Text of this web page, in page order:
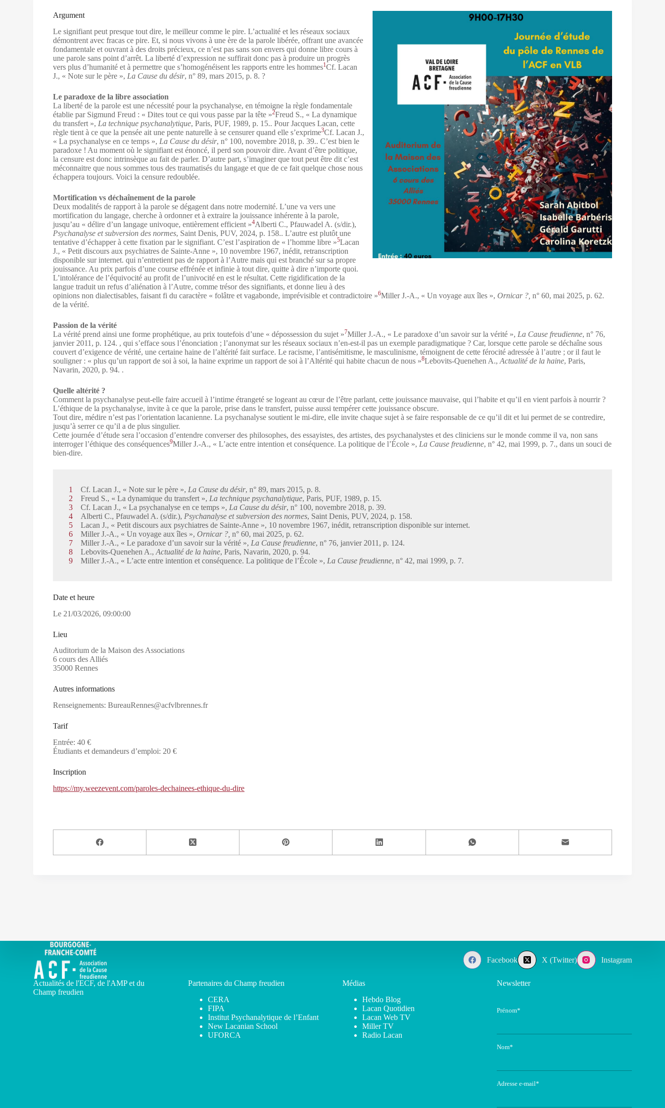
Argument
Le signifiant peut presque tout dire, le meilleur comme le pire. L’actualité et les réseaux sociaux
démontrent avec fracas ce pire. Et, si nous vivons à une ère de la parole libérée, offrant une avancée
fondamentale et ouvrant à des droits précieux, ce n’est pas sans son envers qui donne libre cours à
une parole sans point d’arrêt. La liberté d’expression ne suffirait donc pas à produire un progrès
vers plus d’humanité et à permettre que s’homogénéisent les rapports entre les hommes1Cf. Lacan
J., « Note sur le père », La Cause du désir, n° 89, mars 2015, p. 8. ?
Le paradoxe de la libre association
La liberté de la parole est une nécessité pour la psychanalyse, en témoigne la règle fondamentale
établie par Sigmund Freud : « Dites tout ce qui vous passe par la tête »2Freud S., « La dynamique
du transfert », La technique psychanalytique, Paris, PUF, 1989, p. 15.. Pour Jacques Lacan, cette
règle tient à ce que la pensée ait une pente naturelle à se censurer quand elle s’exprime3Cf. Lacan J.,
« La psychanalyse en ce temps », La Cause du désir, n° 100, novembre 2018, p. 39.. C’est bien le
paradoxe ! Au moment où le signifiant est énoncé, il perd son pouvoir dire. Avant d’être politique,
la censure est donc intrinsèque au fait de parler. D’autre part, s’imaginer que tout peut être dit c’est
méconnaitre que nous sommes tous des traumatisés du langage et que de ce fait quelque chose nous
échappera toujours. Voici la censure redoublée.
Mortification vs déchaînement de la parole
Deux modalités de rapport à la parole se dégagent dans notre modernité. L’une va vers une
mortification du langage, cherche à ordonner et à extraire la jouissance inhérente à la parole,
jusqu’au « délire d’un langage univoque, entièrement efficient »4Alberti C., Pfauwadel A. (s/dir.),
Psychanalyse et subversion des normes, Saint Denis, PUV, 2024, p. 158.. L’autre est plutôt une
tentative d’échapper à cette fixation par le signifiant. C’est l’aspiration de « l’homme libre »5Lacan
J., « Petit discours aux psychiatres de Sainte-Anne », 10 novembre 1967, inédit, retranscription
disponible sur internet. qui n’entretient pas de rapport à l’Autre mais qui est branché sur sa propre
jouissance. Au prix parfois d’une course effrénée et infinie à tout dire, quitte à dire n’importe quoi.
L’intolérance de l’équivocité au profit de l’univocité en est le résultat. Cette rigidification de la
langue traduit un refus d’aliénation à l’Autre, comme trésor des signifiants, et donne lieu à des
opinions non dialectisables, faisant fi du caractère « folâtre et vagabonde, imprévisible et contradictoire »6Miller J.-A., « Un voyage aux îles », Ornicar ?, n° 60, mai 2025, p. 62.
de la vérité.
Passion de la vérité
La vérité prend ainsi une forme prophétique, au prix toutefois d’une « dépossession du sujet »7Miller J.-A., « Le paradoxe d’un savoir sur la vérité », La Cause freudienne, n° 76,
janvier 2011, p. 124. , qui s’efface sous l’énonciation ; l’anonymat sur les réseaux sociaux n’en-est-il pas un exemple paradigmatique ? Car, lorsque cette parole se déchaîne sous
couvert d’exigence de vérité, une certaine haine de l’altérité fait surface. Le racisme, l’antisémitisme, le masculinisme, témoignent de cette férocité adressée à l’autre ; or il faut le
souligner : « plus qu’un rapport de soi à soi, la haine exprime un rapport de soi à l’Altérité qui habite chacun de nous »8Lebovits-Quenehen A.,Actualité de la haine, Paris,
Navarin, 2020, p. 94. .
Quelle altérité ?
Comment la psychanalyse peut-elle faire accueil à l’intime étrangeté se logeant au cœur de l’être parlant, cette jouissance mauvaise, qui l’habite et qu’il en vient parfois à nourrir ?
L’éthique de la psychanalyse, invite à ce que la parole, prise dans le transfert, puisse aussi tempérer cette jouissance obscure.
Tout dire, médire n’est pas l’orientation lacanienne. La psychanalyse soutient le mi-dire, elle invite chaque sujet à se faire responsable de ce qu’il dit et lui permet de se contredire,
jusqu’à serrer ce qu’il a de plus singulier.
Cette journée d’étude sera l’occasion d’entendre converser des philosophes, des essayistes, des artistes, des psychanalystes et des cliniciens sur le monde comme il va, non sans
interroger l’éthique des conséquences9Miller J.-A., « L’acte entre intention et conséquence. La politique de l’École », La Cause freudienne, n° 42, mai 1999, p. 7., dans un souci de
bien-dire.
1 Cf. Lacan J., « Note sur le père », La Cause du désir, n° 89, mars 2015, p. 8.
2
Freud S., « La dynamique du transfert », La technique psychanalytique, Paris, PUF, 1989, p. 15.
3
Cf. Lacan J., « La psychanalyse en ce temps », La Cause du désir, n° 100, novembre 2018, p. 39.
4
Alberti C., Pfauwadel A. (s/dir.), Psychanalyse et subversion des normes, Saint Denis, PUV, 2024, p. 158.
5
Lacan J., « Petit discours aux psychiatres de Sainte-Anne », 10 novembre 1967, inédit, retranscription disponible sur internet.
6
Miller J.-A., « Un voyage aux îles », Ornicar ?, n° 60, mai 2025, p. 62.
7
Miller J.-A., « Le paradoxe d’un savoir sur la vérité », La Cause freudienne, n° 76, janvier 2011, p. 124.
8
Lebovits-Quenehen A.,Actualité de la haine, Paris, Navarin, 2020, p. 94.
9
Miller J.-A., « L’acte entre intention et conséquence. La politique de l’École », La Cause freudienne, n° 42, mai 1999, p. 7.
Date et heure
Le 21/03/2026,09:00:00
Lieu
Auditorium de la Maison des Associations
6 cours des Alliés
35000 Rennes
Autres informations
Renseignements: BureauRennes@acfvlbrennes.fr
Tarif
Entrée: 40 €
Étudiants et demandeurs d’emploi: 20 €
Inscription
https://my.weezevent.com/paroles-dechainees-ethique-du-dire
Facebook X (Twitter) Instagram
Actualités de l'ECF, de l'AMP et du
Champ freudien
Partenaires du Champ freudien
CERA
FIPA
Institut Psychanalytique de l’Enfant
New Lacanian School
UFORCA
Médias
Hebdo Blog
Lacan Quotidien
Lacan Web TV
Miller TV
Radio Lacan
Newsletter
Prénom*
Nom*
Adresse e-mail*